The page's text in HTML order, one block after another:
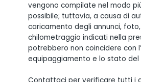
vengono compilate nel modo
possibile; tuttavia, a causa di
caricamento degli annunci,
chilometraggio indicati nella
potrebbero non coincidere con
equipaggiamento e lo stato del